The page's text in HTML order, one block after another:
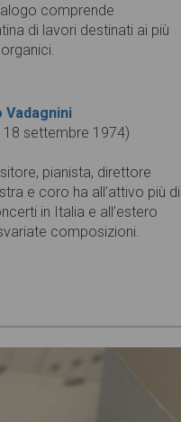
comprende
di lavori destinati ai più
Vadagnini
18 settembre 1974)
pianista, direttore
e coro ha all’attivo più di
in Italia e all’estero
composizioni.